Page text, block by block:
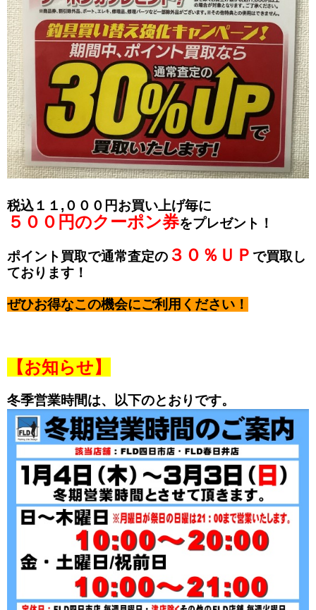
税込１１,０００円お買い上げ毎に
５００円のクーポン券をプレゼント！
ポイント買取で通常査定の ３０％ＵＰ で買取し
ております！
ぜひお得なこの機会にご利用ください！
【お知らせ】
冬季営業時間は、以下のとおりです。